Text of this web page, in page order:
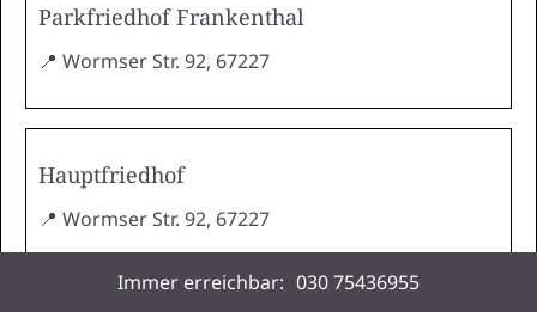
Parkfriedhof Frankenthal
📍 Wormser Str. 92, 67227
Hauptfriedhof
📍 Wormser Str. 92, 67227
Immer erreichbar: 030 75436955